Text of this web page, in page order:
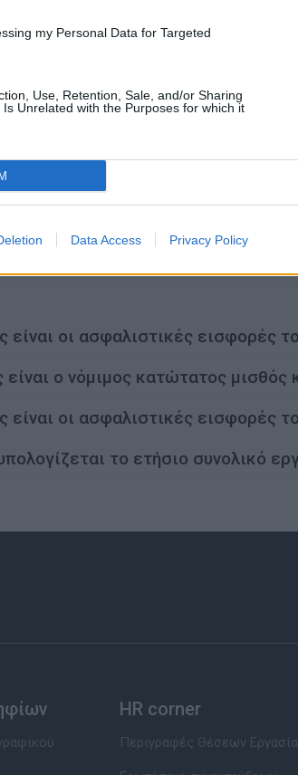
my Personal Data for Targeted
Use, Retention, Sale, and/or Sharing
Unrelated with the Purposes for which it
Data Access Privacy Policy
είναι οι ασφαλιστικές εισφορές
είναι ο νόμιμος κατώτατος
είναι οι ασφαλιστικές εισφορές
το ετήσιο συνολικό
HR corner
Περιγραφές Θέσεων